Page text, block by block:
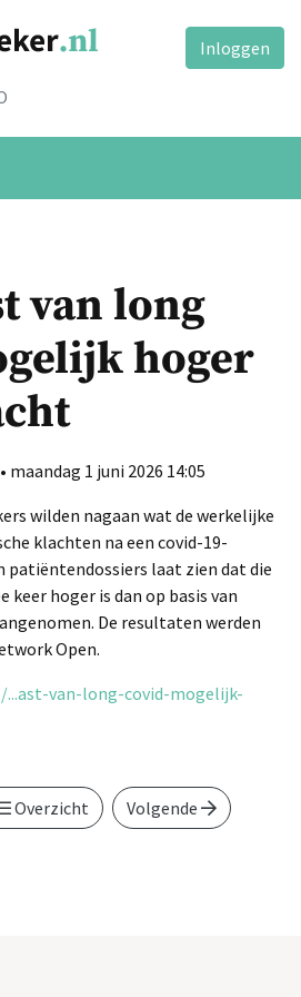
Inloggen
van long
hoger
• maandag 1 juni 2026 14:05
wilden nagaan wat de werkelijke
klachten na een covid-19-
patiëntendossiers laat zien dat die
hoger is dan op basis van
De resultaten werden
Open.
...ast-van-long-covid-mogelijk-
Overzicht Volgende